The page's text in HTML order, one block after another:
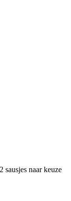
sausjes naar keuze